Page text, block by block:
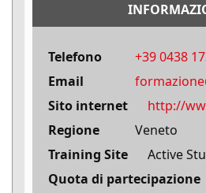
Telefono
+39 0438
Email
Sito internet
http://
Regione
Veneto
Training Site
Active
Quota di partecipazione